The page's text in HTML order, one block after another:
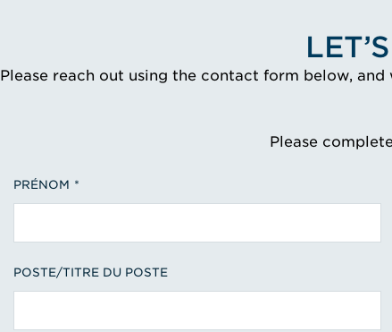
Please reach out using the contact form below,
Please
PRÉNOM
POSTE/TITRE DU POSTE